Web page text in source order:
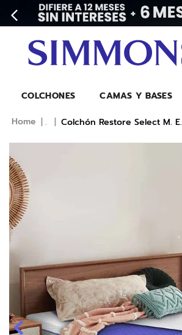
COLCHONES CAMAS Y BASES
. Colchón Restore Select M. E.